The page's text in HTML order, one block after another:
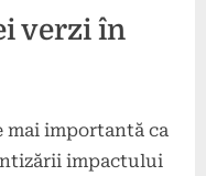
verzi în
mai importantă ca
impactului